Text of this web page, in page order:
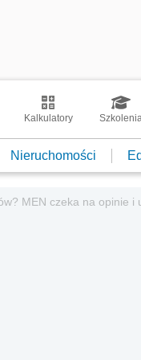
Kalkulatory
Nieruchomości
MEN czeka na opinie i